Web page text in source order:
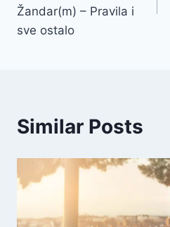
Žandar(m) – Pravila i
sve ostalo
Similar Posts